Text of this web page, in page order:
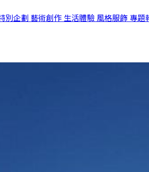
別企劃 藝術創作 生活體驗 風格服飾 專題